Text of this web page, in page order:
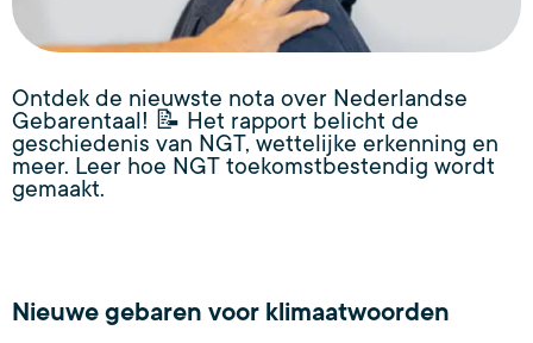
Ontdek de nieuwste nota over Nederlandse
Gebarentaal! 📝 Het rapport belicht de
geschiedenis van NGT, wettelijke erkenning en
meer. Leer hoe NGT toekomstbestendig wordt
gemaakt.
Nieuwe gebaren voor klimaatwoorden